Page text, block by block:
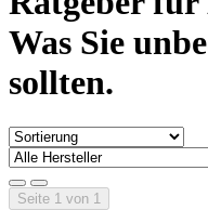
Was Sie
sollten.
Seite 1 von 1